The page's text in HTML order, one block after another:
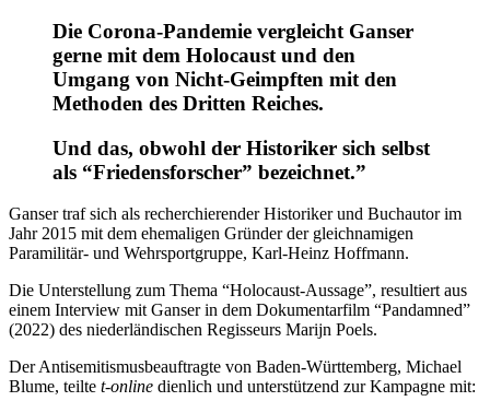
Die Corona-Pandemie vergleicht Ganser
gerne mit dem Holocaust und den
Umgang von Nicht-Geimpften mit den
Methoden des Dritten Reiches.
Und das, obwohl der Historiker sich selbst
als “Friedensforscher” bezeichnet.”
Ganser traf sich als recherchierender Historiker und Buchautor im
Jahr 2015 mit dem ehemaligen Gründer der gleichnamigen
Paramilitär- und Wehrsportgruppe, Karl-Heinz Hoffmann.
Die Unterstellung zum Thema “Holocaust-Aussage”, resultiert aus
einem Interview mit Ganser in dem Dokumentarfilm “Pandamned”
(2022) des niederländischen Regisseurs Marijn Poels.
Der Antisemitismusbeauftragte von Baden-Württemberg, Michael
Blume, teilte t-online dienlich und unterstützend zur Kampagne mit: